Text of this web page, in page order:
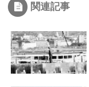
関連記事